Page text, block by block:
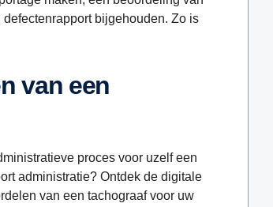
bijgehouden. Zo is
proces voor uzelf een
administratie? Ontdek de digitale
van een tachograaf voor uw